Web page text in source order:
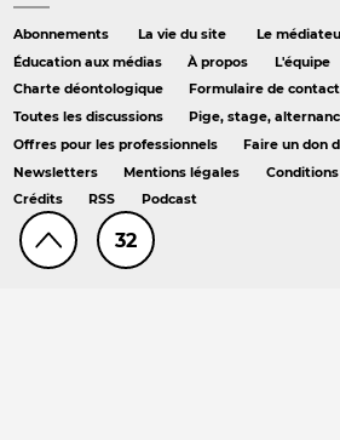
32
Abonnements La vie du site Le
Éducation aux médias
À propos L'équipe
Charte déontologique
Formulaire de contact
Toutes les discussions
Pige, stage,
Offres pour les professionnels
Faire un don
Newsletters
Mentions légales
Crédits
RSS Podcast